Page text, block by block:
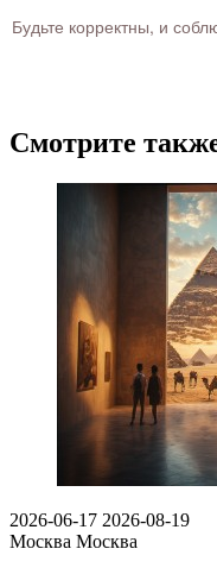
Будьте корректны, и
Смотрите
2026-06-17 2026-08-19
Москва Москва